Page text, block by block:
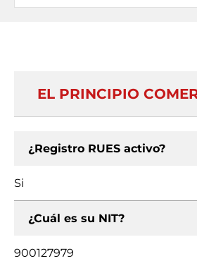
EL PRINCIPIO
¿Registro RUES activo?
Si
¿Cuál es su NIT?
900127979